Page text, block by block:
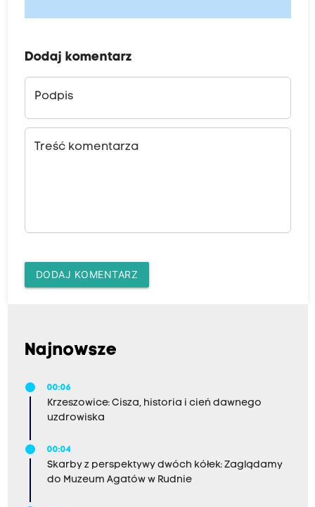
Dodaj komentarz
Podpis
Treść komentarza
DODAJ KOMENTARZ
Najnowsze
00:06
Krzeszowice: Cisza, historia i cień dawnego
uzdrowiska
00:04
Skarby z perspektywy dwóch kółek: Zaglądamy
do Muzeum Agatów w Rudnie